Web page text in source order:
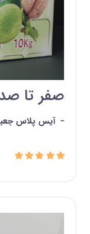
صفر تا
- آیس پلاس